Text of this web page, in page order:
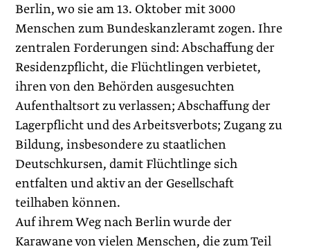
Berlin, wo sie am 13. Oktober mit 3000
Menschen zum Bundeskanzleramt zogen. Ihre
zentralen Forderungen sind: Abschaffung der
Residenzpflicht, die Flüchtlingen verbietet,
ihren von den Behörden ausgesuchten
Aufenthaltsort zu verlassen; Abschaffung der
Lagerpflicht und des Arbeitsverbots; Zugang zu
Bildung, insbesondere zu staatlichen
Deutschkursen, damit Flüchtlinge sich
entfalten und aktiv an der Gesellschaft
teilhaben können.
Auf ihrem Weg nach Berlin wurde der
Karawane von vielen Menschen, die zum Teil